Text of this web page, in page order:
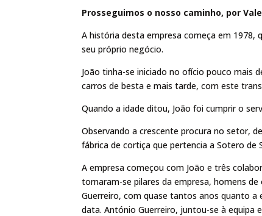
Prosseguimos o nosso caminho, por
A história desta empresa começa em 1978,
seu próprio negócio.
João tinha-se iniciado no ofício pouco mais
carros de besta e mais tarde, com este
Quando a idade ditou, João foi cumprir o
Observando a crescente procura no setor,
fábrica de cortiça que pertencia a Sotero de
A empresa começou com João e três
tornaram-se pilares da empresa, homens
Guerreiro, com quase tantos anos quanto
data. António Guerreiro, juntou-se à equipa